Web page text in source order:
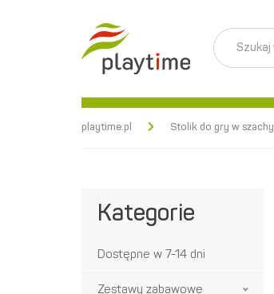
playtime.pl Stolik do gry w szachy
Kategorie
Dostępne w 7-14 dni
Zestawy zabawowe